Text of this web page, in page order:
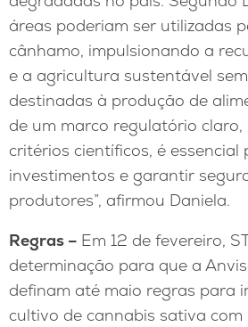
áreas poderiam ser utilizadas
cânhamo, impulsionando a
e a agricultura sustentável
destinadas à produção de
de um marco regulatório claro,
critérios científicos, é
investimentos e garantir
produtores”, afirmou Daniela.
Regras – Em 12 de fevereiro,
determinação para que a
definam até maio regras para
cultivo de cannabis sativa com